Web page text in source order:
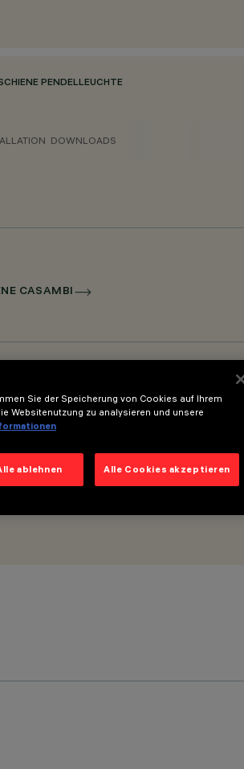
PENDELLEUCHTE
DOWNLOADS
CASAMBI
Sie der Speicherung von Cookies auf Ihrem
Websitenutzung zu analysieren und unsere
ablehnen Alle Cookies akzeptieren